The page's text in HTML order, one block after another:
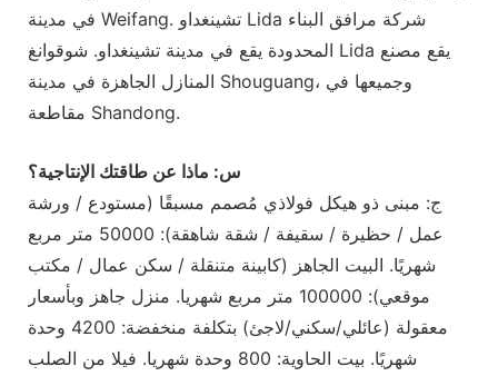
في مدينة Weifang. تشينغداو Lida شركة مرافق البناء
المحدودة يقع في مدينة تشينغداو. شوقوانغ Lida يقع مصنع
المنازل الجاهزة في مدينة Shouguang، وجميعها في
مقاطعة Shandong.
س: ماذا عن طاقتك الإنتاجية؟
ج: مبنى ذو هيكل فولاذي مُصمم مسبقًا (مستودع / ورشة
عمل / حظيرة / سقيفة / شقة شاهقة): 50000 متر مربع
شهريًا. البيت الجاهز (كابينة متنقلة / سكن عمال / مكتب
موقعي): 100000 متر مربع شهريا. منزل جاهز وبأسعار
معقولة (عائلي/سكني/لاجئ) بتكلفة منخفضة: 4200 وحدة
شهريًا. بيت الحاوية: 800 وحدة شهريا. فيلا من الصلب